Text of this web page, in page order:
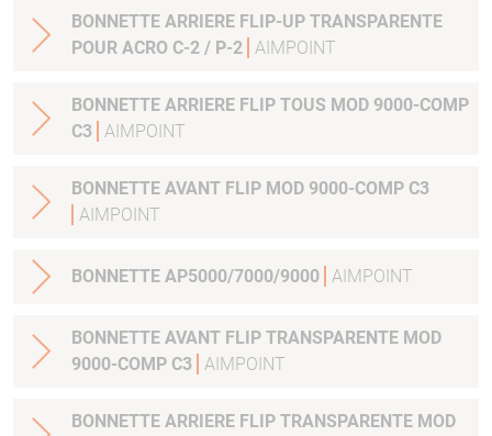
BONNETTE ARRIERE FLIP-UP TRANSPARENTE
POUR ACRO C-2 / P-2 AIMPOINT
BONNETTE ARRIERE FLIP TOUS MOD 9000-COMP
C3
AIMPOINT
BONNETTE AVANT FLIP MOD 9000-COMP C3
AIMPOINT
BONNETTE AP5000/7000/9000 AIMPOINT
BONNETTE AVANT FLIP TRANSPARENTE MOD
9000-COMP C3
AIMPOINT
BONNETTE ARRIERE FLIP TRANSPARENTE MOD